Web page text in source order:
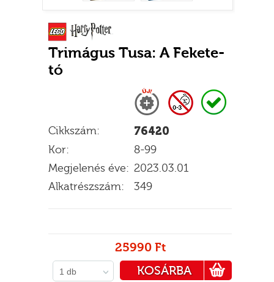
Trimágus Tusa: A Fekete-
tó
Cikkszám: 76420
Kor:
8-99
Megjelenés éve: 2023.03.01
Alkatrészszám:
349
25990 Ft
1 db
KOSÁRBA